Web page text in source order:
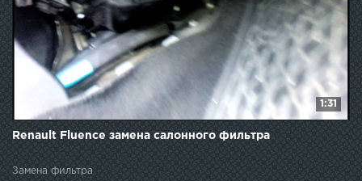
1:31
Renault Fluence замена салонного фильтра
Замена фильтра